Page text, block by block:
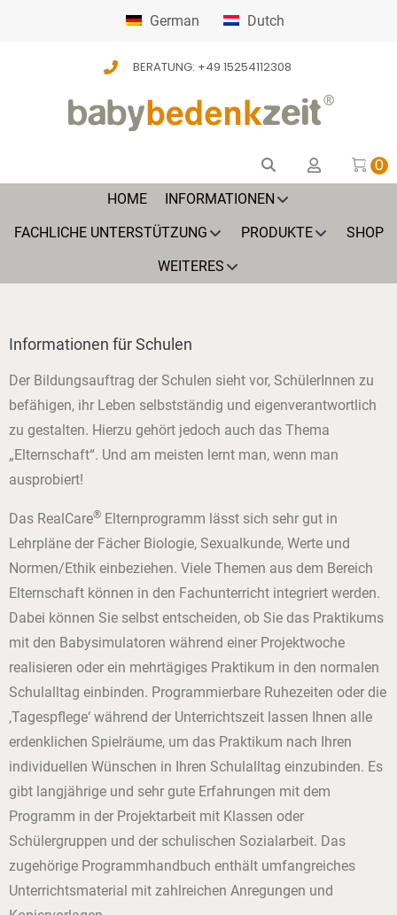
German Dutch
BERATUNG: +49 15254112308
0
HOME
INFORMATIONEN
FACHLICHE UNTERSTÜTZUNG
PRODUKTE
SHOP
WEITERES
Informationen für Schulen
Der Bildungsauftrag der Schulen sieht vor, SchülerInnen zu
befähigen, ihr Leben selbstständig und eigenverantwortlich
zu gestalten. Hierzu gehört jedoch auch das Thema
„Elternschaft“. Und am meisten lernt man, wenn man
ausprobiert!
Das RealCare® Elternprogramm lässt sich sehr gut in
Lehrpläne der Fächer Biologie, Sexualkunde, Werte und
Normen/Ethik einbeziehen. Viele Themen aus dem Bereich
Elternschaft können in den Fachunterricht integriert werden.
Dabei können Sie selbst entscheiden, ob Sie das Praktikums
mit den Babysimulatoren während einer Projektwoche
realisieren oder ein mehrtägiges Praktikum in den normalen
Schulalltag einbinden. Programmierbare Ruhezeiten oder die
‚Tagespflege‘ während der Unterrichtszeit lassen Ihnen alle
erdenklichen Spielräume, um das Praktikum nach Ihren
individuellen Wünschen in Ihren Schulalltag einzubinden. Es
gibt langjährige und sehr gute Erfahrungen mit dem
Programm in der Projektarbeit mit Klassen oder
Schülergruppen und der schulischen Sozialarbeit. Das
zugehörige Programmhandbuch enthält umfangreiches
Unterrichtsmaterial mit zahlreichen Anregungen und